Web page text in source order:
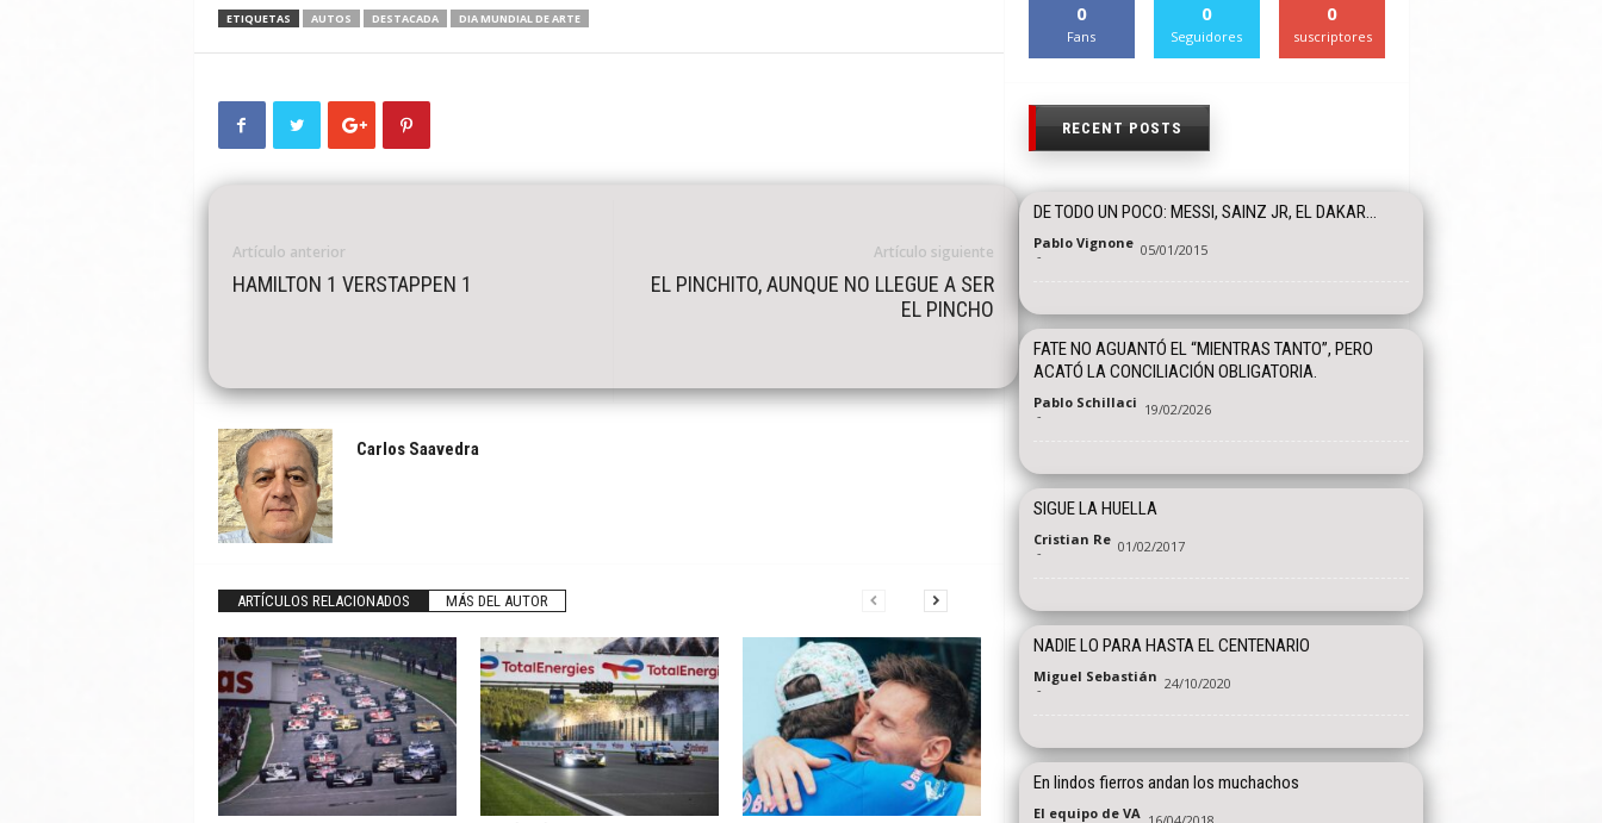
ETIQUETAS AUTOS DESTACADA DIA MUNDIAL DE ARTE
Artículo anterior
HAMILTON 1 VERSTAPPEN 1
Artículo siguiente
EL PINCHITO, AUNQUE NO LLEGUE A SER
EL PINCHO
Carlos Saavedra
ARTÍCULOS RELACIONADOS MÁS DEL AUTOR
0
Fans
0
Seguidores
0
suscriptores
RECENT POSTS
DE TODO UN POCO: MESSI, SAINZ JR, EL DAKAR…
Pablo Vignone
- 05/01/2015
FATE NO AGUANTÓ EL “MIENTRAS TANTO”, PERO
ACATÓ LA CONCILIACIÓN OBLIGATORIA.
Pablo Schillaci
- 19/02/2026
SIGUE LA HUELLA
Cristian Re
- 01/02/2017
NADIE LO PARA HASTA EL CENTENARIO
Miguel Sebastián
- 24/10/2020
En lindos fierros andan los muchachos
El equipo de VA 16/04/2018